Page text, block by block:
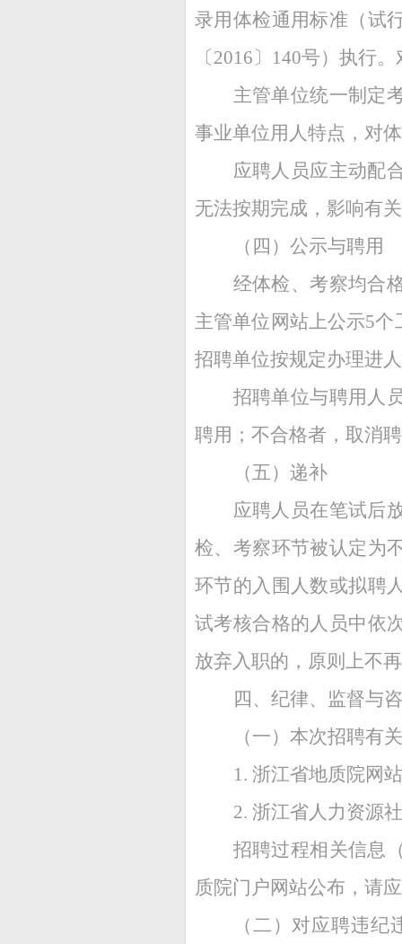
录用体检通用标准（试
〔2016〕140号）执行
主管单位统一制定
事业单位用人特点，对
应聘人员应主动配
无法按期完成，影响有
（四）公示与聘用
经体检、考察均合
主管单位网站上公示5
招聘单位按规定办理进
招聘单位与聘用人
聘用；不合格者，取消
（五）递补
应聘人员在笔试后
检、考察环节被认定为
环节的入围人数或拟聘
试考核合格的人员中依
放弃入职的，原则上不
四、纪律、监督与
（一） 本次招聘有
1. 浙江省地质院网
2. 浙江省人力资源
招聘过程相关信息
质院门户网站公布，请
（二） 对应聘违纪